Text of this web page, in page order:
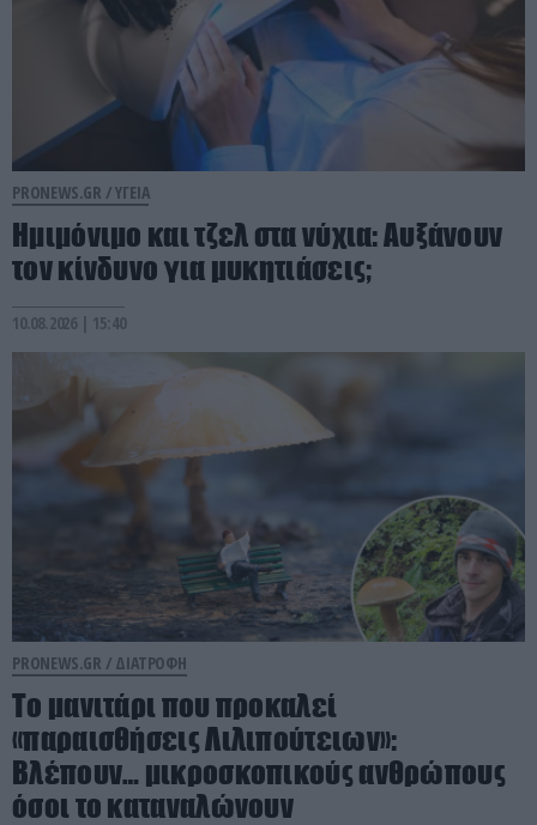
PRONEWS.GR /ΥΓΕΙΑ
Ημιμόνιμο και τζελ στα νύχια: Αυξάνουν
τον κίνδυνο για μυκητιάσεις;
10.08.2026 | 15:40
PRONEWS.GR / ΔΙΑΤΡΟΦΗ
Το μανιτάρι που προκαλεί
«παραισθήσεις Λιλιπούτειων»:
Βλέπουν… μικροσκοπικούς ανθρώπους
όσοι το καταναλώνουν